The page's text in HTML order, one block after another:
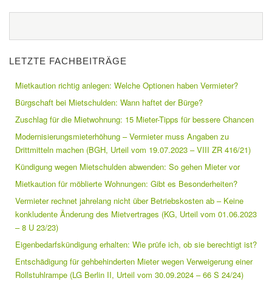
LETZTE FACHBEITRÄGE
Mietkaution richtig anlegen: Welche Optionen haben Vermieter?
Bürgschaft bei Mietschulden: Wann haftet der Bürge?
Zuschlag für die Mietwohnung: 15 Mieter-Tipps für bessere Chancen
Modernisierungsmieterhöhung – Vermieter muss Angaben zu
Drittmitteln machen (BGH, Urteil vom 19.07.2023 – VIII ZR 416/21)
Kündigung wegen Mietschulden abwenden: So gehen Mieter vor
Mietkaution für möblierte Wohnungen: Gibt es Besonderheiten?
Vermieter rechnet jahrelang nicht über Betriebskosten ab – Keine
konkludente Änderung des Mietvertrages (KG, Urteil vom 01.06.2023
– 8 U 23/23)
Eigenbedarfskündigung erhalten: Wie prüfe ich, ob sie berechtigt ist?
Entschädigung für gehbehinderten Mieter wegen Verweigerung einer
Rollstuhlrampe (LG Berlin II, Urteil vom 30.09.2024 – 66 S 24/24)